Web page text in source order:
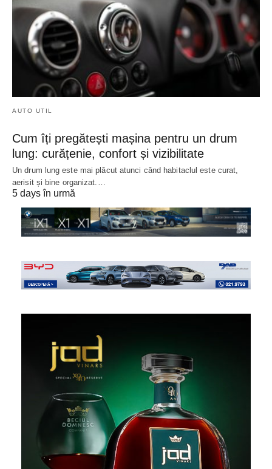
AUTO UTIL
Cum îți pregătești mașina pentru un drum
lung: curățenie, confort și vizibilitate
Un drum lung este mai plăcut atunci când habitaclul este curat,
aerisit și bine organizat.…
5 days în urmă